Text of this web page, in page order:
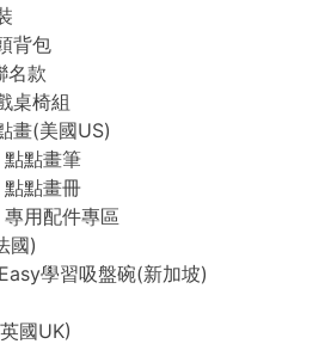
背包
名款
桌椅組
畫(美國US)
點畫筆
點畫冊
用配件專區
國)
學習吸盤碗(新加坡)
國UK)